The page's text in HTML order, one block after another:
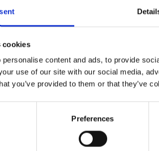
cookies
content and ads, to provide
use of our site with our social media,
you’ve provided to them or that they’ve
Preferences